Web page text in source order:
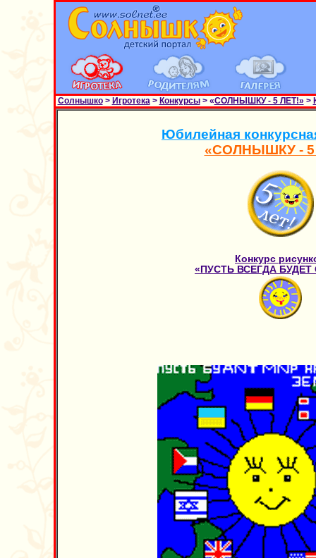
Солнышко> Игротека> Конкурсы> «СОЛНЫШКУ - 5 ЛЕТ!» >
Юбилейная
«СОЛНЫШКУ - 5
Конкурс
«ПУСТЬ ВСЕГДА